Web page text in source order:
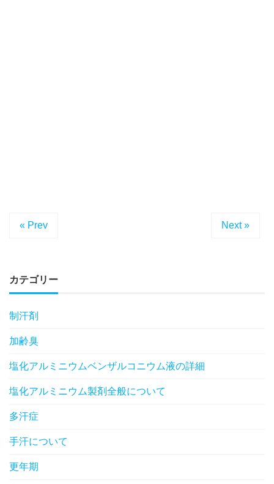
« Prev Next »
カテゴリー
制汗剤
加齢臭
塩化アルミニウムベンザルコニウム液の詳細
塩化アルミニウム製剤全般について
多汗症
手汗について
更年期